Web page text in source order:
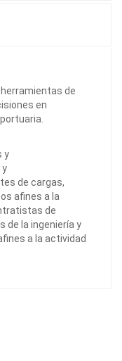
de
en
y
y
de cargas,
afines a la
de
de la ingeniería y
a la actividad